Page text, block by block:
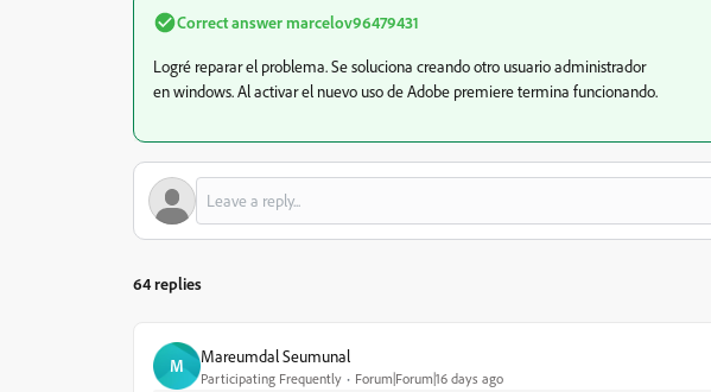
Correct answermarcelov96479431
Logré reparar el problema. Se soluciona creando otro usuario administrador
en windows. Al activar el nuevo uso de Adobe premiere termina funcionando.
64 replies
M Mareumdal Seumunal
Participating Frequently Forum|Forum|16 days ago